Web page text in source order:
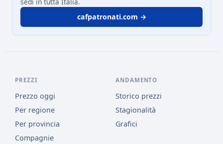
cafpatronati.com →
PREZZI
Prezzo oggi
Per regione
Per provincia
Compagnie
ANDAMENTO
Storico prezzi
Stagionalità
Grafici